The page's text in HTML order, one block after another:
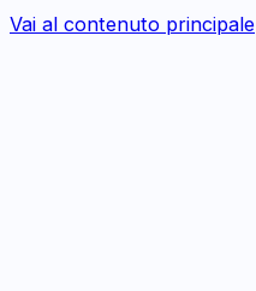
Vai al contenuto principale